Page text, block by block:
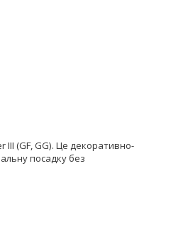
(GF, GG). Це декоративно-
посадку без